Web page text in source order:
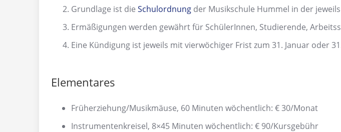
Grundlage ist die Schulordnung der Musikschule Hummel in der
Ermäßigungen werden gewährt für SchülerInnen, Studierende,
Eine Kündigung ist jeweils mit vierwöchiger Frist zum 31. Januar oder
Elementares
Früherziehung/Musikmäuse, 60 Minuten wöchentlich: € 30/Monat
Instrumentenkreisel, 8×45 Minuten wöchentlich: € 90/Kursgebühr